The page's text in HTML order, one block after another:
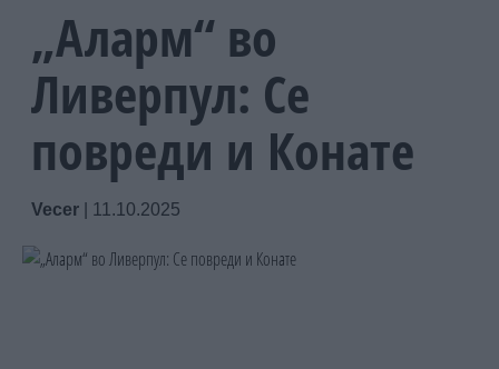
„Аларм“ во
Ливерпул: Се
повреди и Конате
Vecer 11.10.2025